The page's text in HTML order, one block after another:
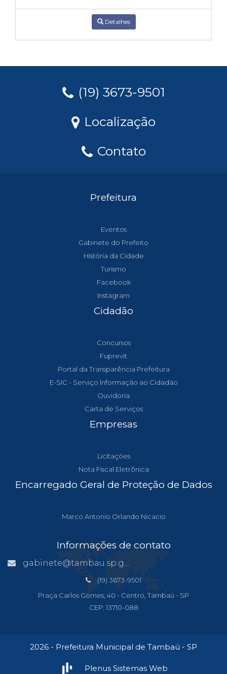
Detalhes
(19) 3673-9501
Localização
Contato
Prefeitura
Eventos
Gabinete do Prefeito
História da Cidade
Turismo
Facebook
Instagram
Cidadão
Concursos
Fuprevit
Portal da Transparência Prefeitura
E-SIC - Serviço Informação ao Cidadão
Ouvidoria
Carta de Serviços
Empresas
Licitações
Nota Fiscal Eletrônica
Encarregado Geral de Proteção de Dados
Marco Antonio Orlando Nicacio
Informações de contato
gabinete@tambau.sp.gov.br
(19) 3673-9501
Praça Carlos Gomes, 40 - Centro, Tambaú - SP
CEP: 13710-088
2026 - Prefeitura Municipal de Tambaú - SP
Plenus Sistemas Web